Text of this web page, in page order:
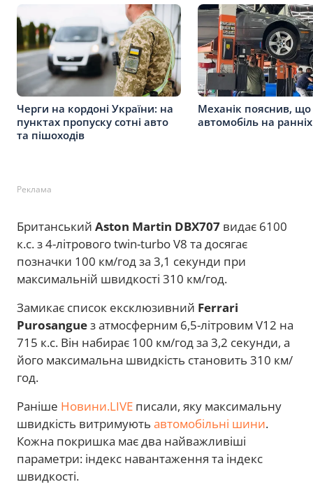
Черги на кордоні України: на
пунктах пропуску сотні авто
та пішоходів
Механік пояснив, що
автомобіль на
Реклама
Британський Aston Martin DBX707 видає 6100
к.с. з 4-літрового twin-turbo V8 та досягає
позначки 100 км/год за 3,1 секунди при
максимальній швидкості 310 км/год.
Замикає список ексклюзивний Ferrari
Purosangueз атмосферним 6,5-літровим V12 на
715 к.с. Він набирає 100 км/год за 3,2 секунди, а
його максимальна швидкість становить 310 км/
год.
Раніше Новини.LIVE писали, яку максимальну
швидкість витримують автомобільні шини.
Кожна покришка має два найважливіші
параметри: індекс навантаження та індекс
швидкості.